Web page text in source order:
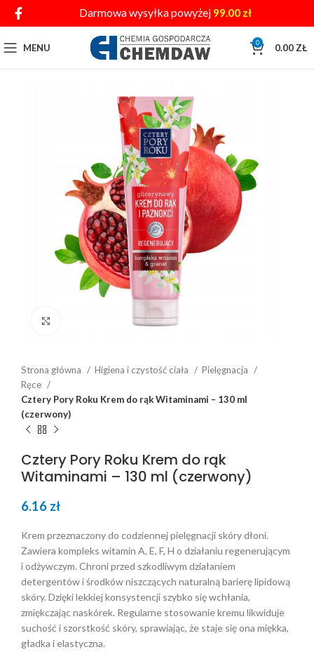
Darmowa wysyłka powyżej 99.00 zł
MENU 0 0.00 ZŁ
Strona główna Higiena i czystość ciała
Pielęgnacja
Ręce
Cztery Pory Roku Krem do rąk Witaminami – 130 ml
(czerwony)
Cztery Pory Roku Krem do rąk
Witaminami – 130 ml (czerwony)
6.16 zł
Krem przeznaczony do codziennej pielęgnacji skóry dłoni.
Zawiera kompleks witamin A, E, F, H o działaniu regenerującym
i odżywczym. Chroni przed szkodliwym działaniem
detergentów i środków niszczących naturalną barierę lipidową
skóry. Dzięki lekkiej konsystencji szybko się wchłania,
zmiękczając naskórek. Regularne stosowanie kremu likwiduje
suchość i szorstkość skóry, sprawiając, że staje się ona miękka,
gładka i elastyczna.